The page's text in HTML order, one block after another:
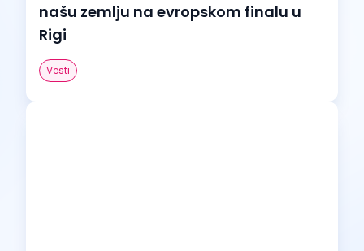
našu zemlju na evropskom finalu u
Rigi
Vesti